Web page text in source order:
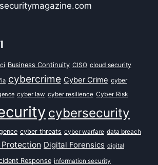
Business Continuity CISO cloud security
cybercrime Cyber Crime cyber
cyber law cyber resilience Cyber Risk
cybersecurity
cyber threats cyber warfare data breach
Protection Digital Forensics digital
Response information security